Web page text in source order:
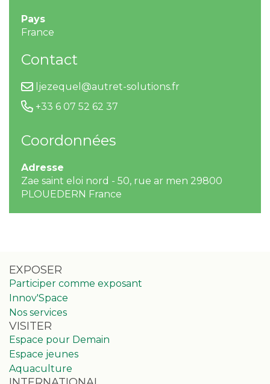
Pays
France
Contact
ljezequel@autret-solutions.fr
+33 6 07 52 62 37
Coordonnées
Adresse
Zae saint eloi nord - 50, rue ar men 29800
PLOUEDERN France
EXPOSER
Participer comme exposant
Innov'Space
Nos services
VISITER
Espace pour Demain
Espace jeunes
Aquaculture